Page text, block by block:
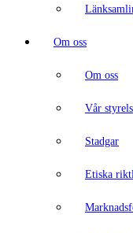
Om oss
Om oss
Vår
Stadgar
Etiska